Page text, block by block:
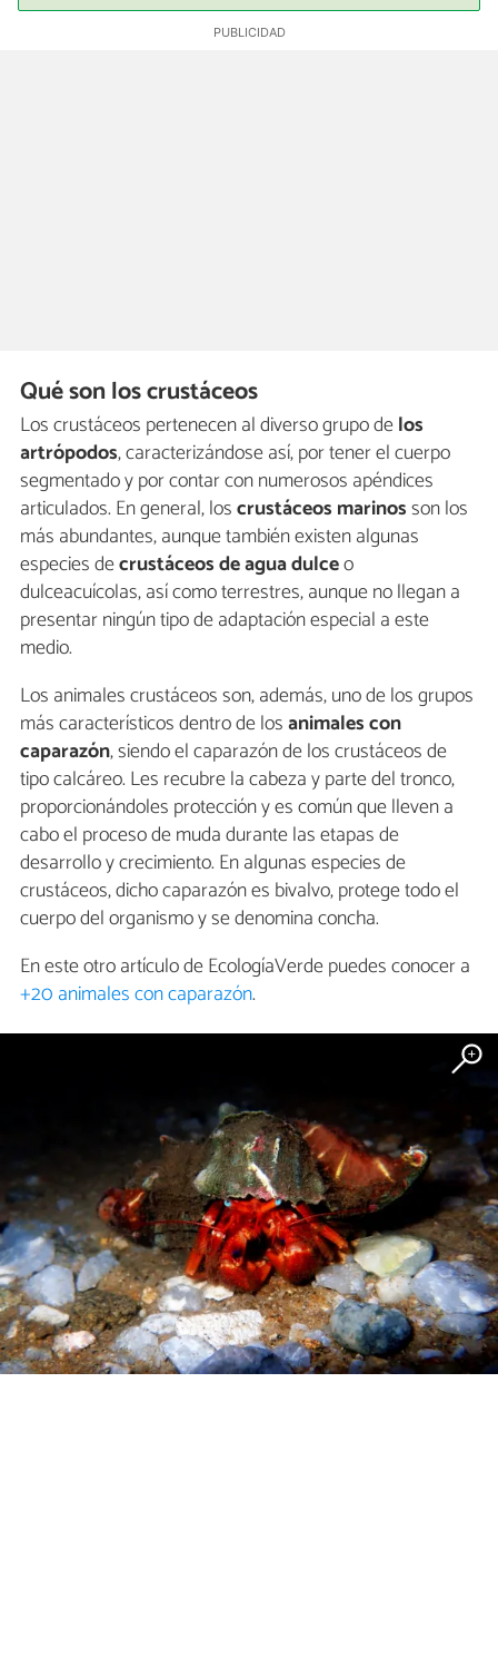
Qué son los crustáceos
Los crustáceos pertenecen al diverso grupo delos
artrópodos, caracterizándose así, por tener el cuerpo
segmentado y por contar con numerosos apéndices
articulados. En general, loscrustáceos marinosson los
más abundantes, aunque también existen algunas
especies decrustáceos de agua dulceo
dulceacuícolas, así como terrestres, aunque no llegan a
presentar ningún tipo de adaptación especial a este
medio.
Los animales crustáceos son, además, uno de los grupos
más característicos dentro de losanimales con
caparazón, siendo el caparazón de los crustáceos de
tipo calcáreo. Les recubre la cabeza y parte del tronco,
proporcionándoles protección y es común que lleven a
cabo el proceso de muda durante las etapas de
desarrollo y crecimiento. En algunas especies de
crustáceos, dicho caparazón es bivalvo, protege todo el
cuerpo del organismo y se denomina concha.
En este otro artículo de EcologíaVerde puedes conocer a
+20 animales con caparazón.